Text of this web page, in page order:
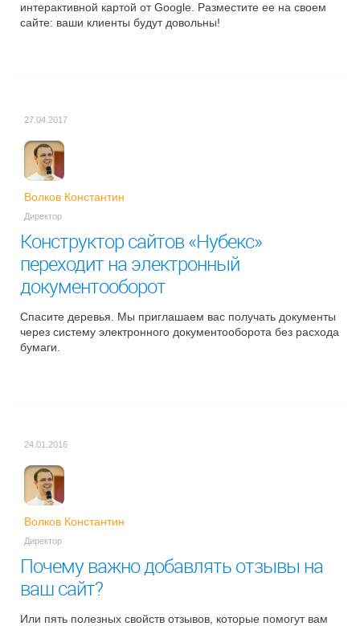
интерактивной картой от Google. Разместите ее на своем
сайте: ваши клиенты будут довольны!
27.04.2017
Конструктор сайтов «Нубекс»
переходит на электронный
документооборот
Спасите деревья. Мы приглашаем вас получать документы
через систему электронного документооборота без расхода
бумаги.
Волков Константин
Директор
24.01.2016
Почему важно добавлять отзывы на
ваш сайт?
Или пять полезных свойств отзывов, которые помогут вам
Волков Константин
Директор